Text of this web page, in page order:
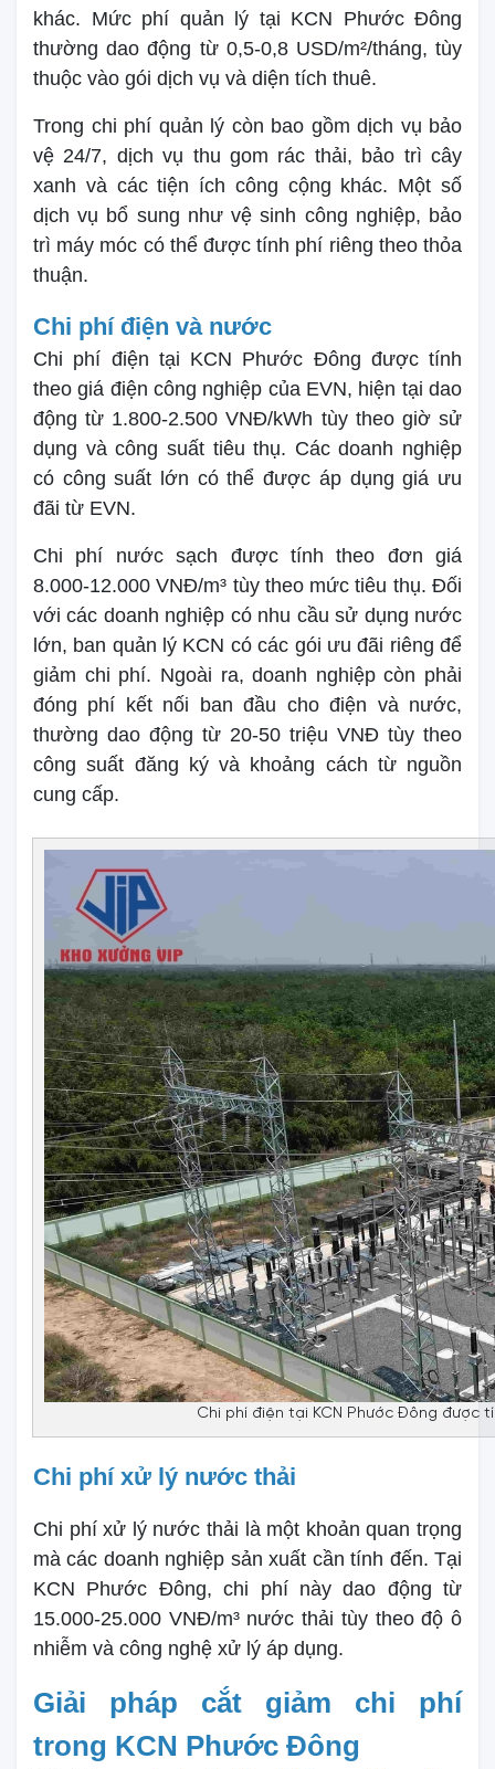
khác. Mức phí quản lý tại KCN Phước Đông
thường dao động từ 0,5-0,8 USD/m²/tháng, tùy
thuộc vào gói dịch vụ và diện tích thuê.
Trong chi phí quản lý còn bao gồm dịch vụ bảo
vệ 24/7, dịch vụ thu gom rác thải, bảo trì cây
xanh và các tiện ích công cộng khác. Một số
dịch vụ bổ sung như vệ sinh công nghiệp, bảo
trì máy móc có thể được tính phí riêng theo thỏa
thuận.
Chi phí điện và nước
Chi phí điện tại KCN Phước Đông được tính
theo giá điện công nghiệp của EVN, hiện tại dao
động từ 1.800-2.500 VNĐ/kWh tùy theo giờ sử
dụng và công suất tiêu thụ. Các doanh nghiệp
có công suất lớn có thể được áp dụng giá ưu
đãi từ EVN.
Chi phí nước sạch được tính theo đơn giá
8.000-12.000 VNĐ/m³ tùy theo mức tiêu thụ. Đối
với các doanh nghiệp có nhu cầu sử dụng nước
lớn, ban quản lý KCN có các gói ưu đãi riêng để
giảm chi phí. Ngoài ra, doanh nghiệp còn phải
đóng phí kết nối ban đầu cho điện và nước,
thường dao động từ 20-50 triệu VNĐ tùy theo
công suất đăng ký và khoảng cách từ nguồn
cung cấp.
Chi phí điện tại KCN Phước Đông được
Chi phí xử lý nước thải
Chi phí xử lý nước thải là một khoản quan trọng
mà các doanh nghiệp sản xuất cần tính đến. Tại
KCN Phước Đông, chi phí này dao động từ
15.000-25.000 VNĐ/m³ nước thải tùy theo độ ô
nhiễm và công nghệ xử lý áp dụng.
Giải pháp cắt giảm chi phí
trong KCN Phước Đông